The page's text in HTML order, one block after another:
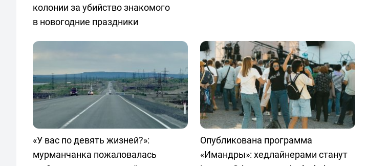
колонии за убийство знакомого
в новогодние праздники
«У вас по девять жизней?»:
мурманчанка пожаловалась
Опубликована программа
«Имандры»: хедлайнерами станут